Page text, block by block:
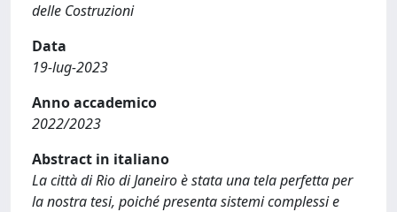
delle Costruzioni
Data
19-lug-2023
Anno accademico
2022/2023
Abstract in italiano
La città di Rio di Janeiro è stata una tela perfetta per
la nostra tesi, poiché presenta sistemi complessi e